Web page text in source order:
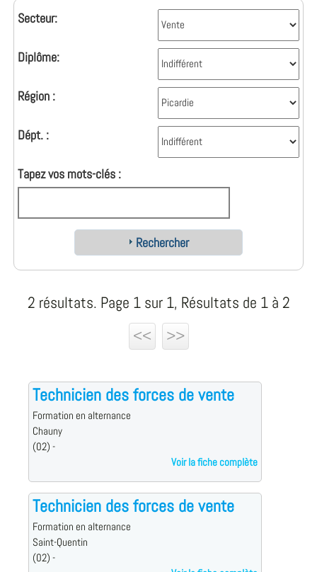
Secteur:
Diplôme:
Région :
Dépt. :
Tapez vos mots-clés :
Rechercher
2 résultats. Page 1 sur 1, Résultats de 1 à 2
<<
>>
Technicien des forces de vente
Formation en alternance
Chauny
(02) -
Voir la fiche complète
Technicien des forces de vente
Formation en alternance
Saint-Quentin
(02) -